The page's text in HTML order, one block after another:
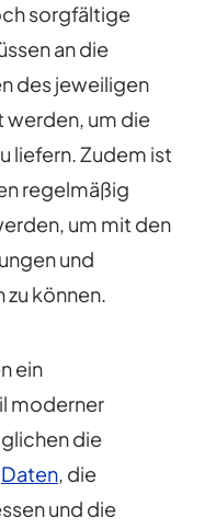
sorgfältige
an die
des jeweiligen
werden, um die
liefern. Zudem ist
regelmäßig
um mit den
und
können.
ein
moderner
die
Daten, die
und die